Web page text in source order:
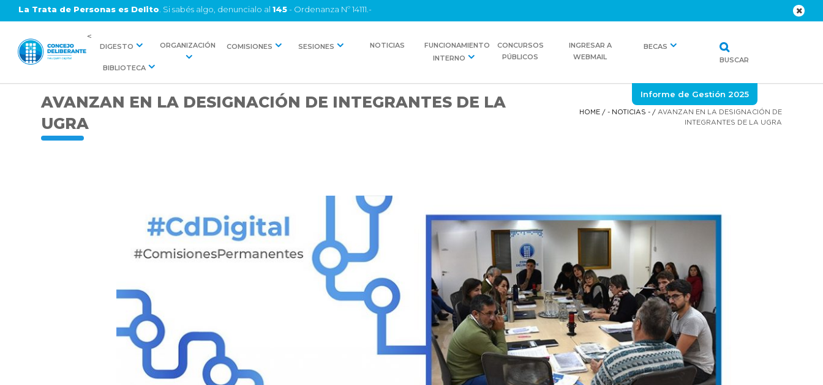
La Trata de Personas es Delito . Si sabés algo, denuncialo al 145- Ordenanza Nº 14111.-
<
DIGESTO ORGANIZACIÓN COMISIONES SESIONES NOTICIAS
FUNCIONAMIENTO
INTERNO
CONCURSOS
PÚBLICOS
INGRESAR A
WEBMAIL
BECAS
BIBLIOTECA
BUSCAR
Informe de Gestión 2025
AVANZAN EN LA DESIGNACIÓN DE INTEGRANTES DE LA
UGRA
HOME/ - NOTICIAS -/ AVANZAN EN LA DESIGNACIÓN DE
INTEGRANTES DE LA UGRA